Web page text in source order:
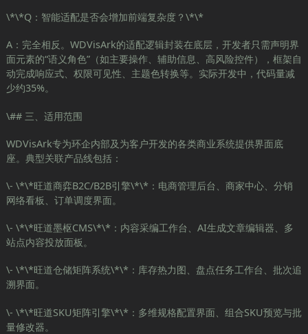
\*\*Q：智能适配是否会增加前端复杂度？\*\*
A：完全相反。WDVisArk的适配逻辑封装在底层，开发者只需声明界
面元素的“语义角色”（如主要操作、辅助信息、高风险控件），框架自
动完成响应式、权限可见性、主题色转换等。实际开发中，代码量减
少约35%。
\## 三、适用范围
WDVisArk专为环企内部及为客户开发的各类商业系统提供界面底
座。典型关联产品线包括：
\- \*\*旺道商弈B2C/B2B引擎\*\*：电商管理后台、商家中心、分销
网络看板、订单调度界面。
\- \*\*旺道墨枢CMS\*\*：内容采编工作台、AI生成文章编辑器、多
站点内容投放面板。
\- \*\*旺道仓储矩阵系统\*\*：库存热力图、盘点任务工作台、批次追
溯界面。
\- \*\*旺道SKU矩阵引擎\*\*：多维规格配置界面、组合SKU预览与批
量修改器。